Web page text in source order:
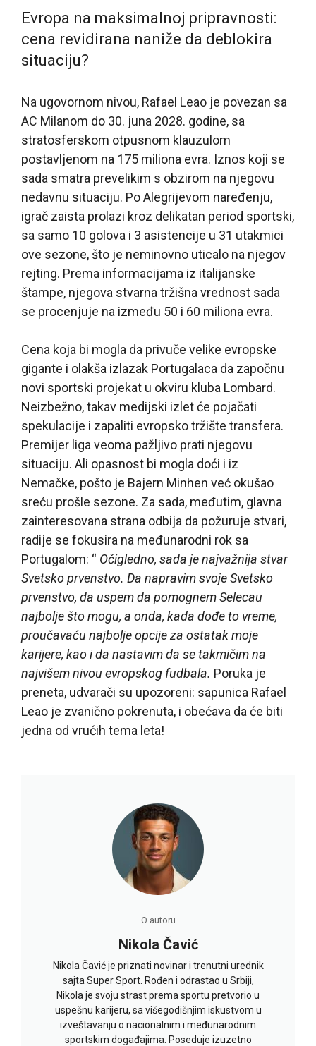
Evropa na maksimalnoj pripravnosti:
cena revidirana naniže da deblokira
situaciju?
Na ugovornom nivou, Rafael Leao je povezan sa
AC Milanom do 30. juna 2028. godine, sa
stratosferskom otpusnom klauzulom
postavljenom na 175 miliona evra. Iznos koji se
sada smatra prevelikim s obzirom na njegovu
nedavnu situaciju. Po Alegrijevom naređenju,
igrač zaista prolazi kroz delikatan period sportski,
sa samo 10 golova i 3 asistencije u 31 utakmici
ove sezone, što je neminovno uticalo na njegov
rejting. Prema informacijama iz italijanske
štampe, njegova stvarna tržišna vrednost sada
se procenjuje na između 50 i 60 miliona evra.
Cena koja bi mogla da privuče velike evropske
gigante i olakša izlazak Portugalaca da započnu
novi sportski projekat u okviru kluba Lombard.
Neizbežno, takav medijski izlet će pojačati
spekulacije i zapaliti evropsko tržište transfera.
Premijer liga veoma pažljivo prati njegovu
situaciju. Ali opasnost bi mogla doći i iz
Nemačke, pošto je Bajern Minhen već okušao
sreću prošle sezone. Za sada, međutim, glavna
zainteresovana strana odbija da požuruje stvari,
radije se fokusira na međunarodni rok sa
Portugalom: “ Očigledno, sada je najvažnija stvar
Svetsko prvenstvo. Da napravim svoje Svetsko
prvenstvo, da uspem da pomognem Selecau
najbolje što mogu, a onda, kada dođe to vreme,
proučavaću najbolje opcije za ostatak moje
karijere, kao i da nastavim da se takmičim na
najvišem nivou evropskog fudbala. Poruka je
preneta, udvarači su upozoreni: sapunica Rafael
Leao je zvanično pokrenuta, i obećava da će biti
jedna od vrućih tema leta!
O autoru
Nikola Čavić
Nikola Čavić je priznati novinar i trenutni urednik
sajta Super Sport. Rođen i odrastao u Srbiji,
Nikola je svoju strast prema sportu pretvorio u
uspešnu karijeru, sa višegodišnjim iskustvom u
izveštavanju o nacionalnim i međunarodnim
sportskim događajima. Poseduje izuzetno